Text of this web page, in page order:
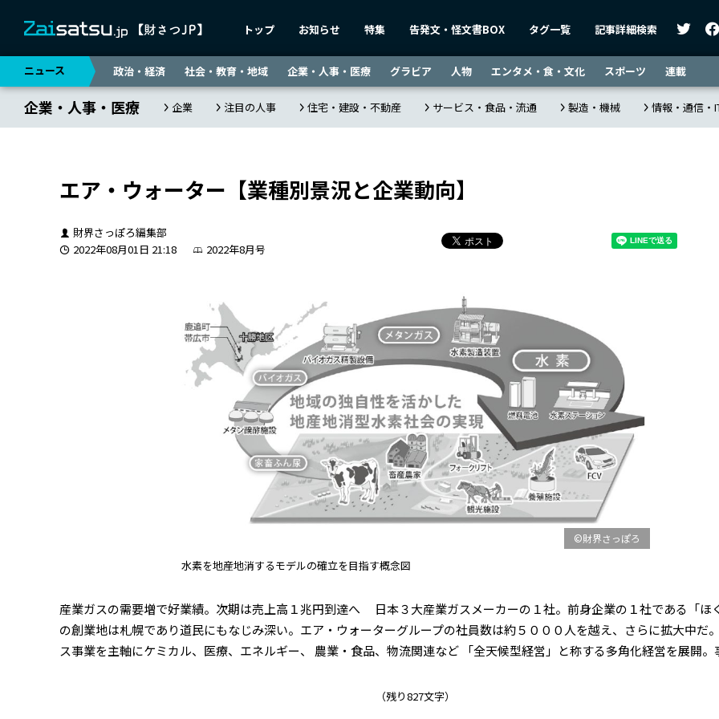
トップ お知らせ 特集 告発文・怪文書BOX タグ一覧 記事詳細検索
ニュース 政治・経済 社会・教育・地域 企業・人事・医療 グラビア 人物 エンタメ・食・文化 スポーツ 連載
企業・人事・医療 企業 注目の人事 住宅・建設・不動産 サービス・食品・流通 製造・機械 情報・通信・
エア・ウォーター【業種別景況と企業動向】
財界さっぽろ編集部
2022年08月01日 21:18
2022年8月号
©財界さっぽろ
水素を地産地消するモデルの確立を目指す概念図
産業ガスの需要増で好業績。次期は売上高１兆円到達へ 日本３大産業ガスメーカーの１社。前身企業の１社である「ほ
の創業地は札幌であり道民にもなじみ深い。エア・ウォーターグループの社員数は約５０００人を越え、さらに拡大中
ス事業を主軸にケミカル、医療、エネルギー、 農業・食品、物流関連など 「全天候型経営」と称する多角化経営を展開。
（残り827文字）